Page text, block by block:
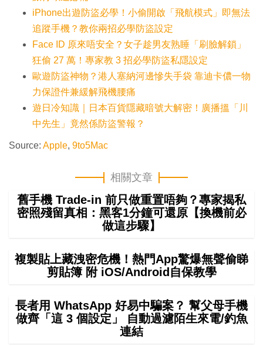
iPhone出遊防盜必學！小偷開啟「飛航模式」即無法
追蹤手機？教你兩招必學防盜設定
Face ID 原來唔安全？女子趁男友熟睡「刷臉解鎖」
狂偷 27 萬！專家教 3 招必學防盜私隱設定
歐遊防盜神物？港人塞納河邊慘失手袋 靠迪卡儂一物
力保證件兼緩解飛機腰痛
遊日冷知識｜日本百貨隱藏暗號大解密！廣播搵「川
中先生」竟然係防盜警報？
Source: Apple, 9to5Mac
相關文章
舊手機 Trade-in 前只做重置唔夠？專家揭私
密照殘留真相：黑客1分鐘可還原【換機前必
做這步驟】
複製貼上藏洩密危機！熱門App驚爆無聲偷睇
剪貼簿 附 iOS/Android自保教學
長者用 WhatsApp 好易中騙案？ 幫父母手機
做齊「這 3 個設定」 自動過濾陌生來電/釣魚
連結